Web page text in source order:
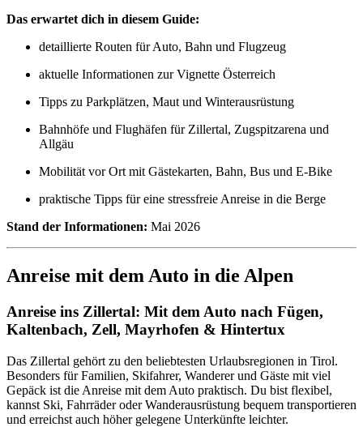
Das erwartet dich in diesem Guide:
detaillierte Routen für Auto, Bahn und Flugzeug
aktuelle Informationen zur Vignette Österreich
Tipps zu Parkplätzen, Maut und Winterausrüstung
Bahnhöfe und Flughäfen für Zillertal, Zugspitzarena und
Allgäu
Mobilität vor Ort mit Gästekarten, Bahn, Bus und E-Bike
praktische Tipps für eine stressfreie Anreise in die Berge
Stand der Informationen: Mai 2026
Anreise mit dem Auto in die Alpen
Anreise ins Zillertal: Mit dem Auto nach Fügen,
Kaltenbach, Zell, Mayrhofen & Hintertux
Das Zillertal gehört zu den beliebtesten Urlaubsregionen in Tirol.
Besonders für Familien, Skifahrer, Wanderer und Gäste mit viel
Gepäck ist die Anreise mit dem Auto praktisch. Du bist flexibel,
kannst Ski, Fahrräder oder Wanderausrüstung bequem transportieren
und erreichst auch höher gelegene Unterkünfte leichter.